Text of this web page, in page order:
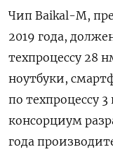
Чип Baikal-M,
2019 года,
техпроцессу 28
ноутбуки,
по техпроцессу 3
консорциум
года